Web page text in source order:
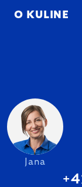
O KULINE
Jana